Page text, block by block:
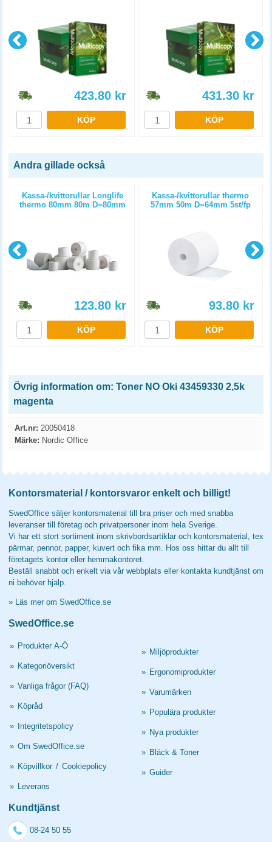
423.80 kr
KÖP
431.30 kr
KÖP
Andra gillade också
Kassa-/kvittorullar Longlife
thermo 80mm 80m D=80mm
123.80 kr
KÖP
Kassa-/kvittorullar thermo
57mm 50m D=64mm 5st/fp
93.80 kr
KÖP
Övrig information om: Toner NO Oki 43459330 2,5k
magenta
Art.nr: 20050418
Märke: Nordic Office
Kontorsmaterial / kontorsvaror enkelt och billigt!
SwedOffice säljer kontorsmaterial till bra priser och med snabba
leveranser till företag och privatpersoner inom hela Sverige.
Vi har ett stort sortiment inom skrivbordsartiklar och kontorsmaterial, tex
pärmar, pennor, papper, kuvert och fika mm. Hos oss hittar du allt till
företagets kontor eller hemmakontoret.
Beställ snabbt och enkelt via vår webbplats eller kontakta kundtjänst om
ni behöver hjälp.
» Läs mer om SwedOffice.se
SwedOffice.se
» Produkter A-Ö
» Kategoriöversikt
» Vanliga frågor (FAQ)
» Köpråd
» Integritetspolicy
» Om SwedOffice.se
» Köpvillkor / Cookiepolicy
» Leverans
» Miljöprodukter
» Ergonomiprodukter
» Varumärken
» Populära produkter
» Nya produkter
» Bläck & Toner
» Guider
Kundtjänst
08-24 50 55